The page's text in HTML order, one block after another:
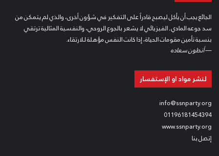
الجائع يجب أن يأكل ليصبح قادراً على التفكير في شؤون أخرى، والذي لم يتمكن من
سد جوعه المادي ـ الفيزيائي لا يشعر بالجوع الروحي، والنفسية المثالية ترتقي
بنسبة تأمين مقومات الحياة، إذا كانت النفس مؤهلة للارتقاء.
—أنطون سعاده
لنشر مواد او الإستفسار
info@ssnparty.org
01196181454394
www.ssnparty.org
إتصل بنا